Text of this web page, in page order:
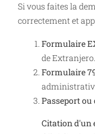
Si vous faites la
correctement et
Formulaire
de Extranjero.
Formulaire
Passeport ou
Citation d'un